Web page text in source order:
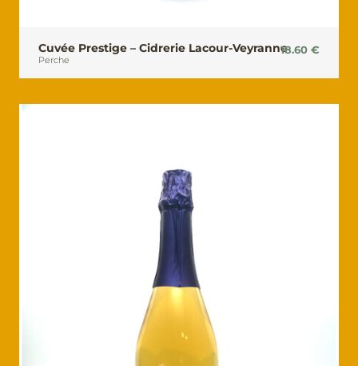
Cuvée Prestige – Cidrerie Lacour-Veyranne
Perche
18.60 €